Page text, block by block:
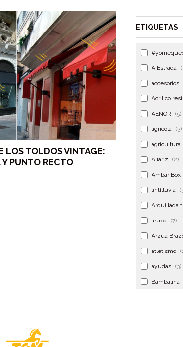
LOS TOLDOS VINTAGE:
PUNTO RECTO
ETIQUETAS
A Estrada
accesorios
Acrilico
AENOR (5)
agrícola (3)
agricultura
Allariz (2)
Ambar Box
antilluvia
Arquillada
aruba (7)
Arzúa
atletismo
ayudas (3)
Bambalina